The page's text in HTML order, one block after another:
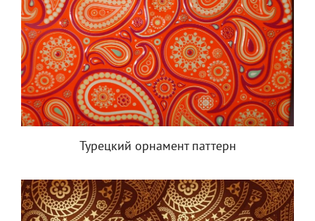
Турецкий орнамент паттерн